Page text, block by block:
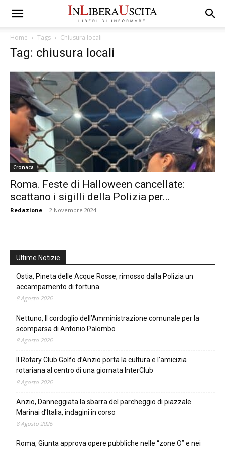
Home Tags Chiusura locali
Tag: chiusura locali
Cronaca
Roma. Feste di Halloween cancellate:
scattano i sigilli della Polizia per...
Redazione - 2 Novembre 2024
Ultime Notizie
Ostia, Pineta delle Acque Rosse, rimosso dalla Polizia un
accampamento di fortuna
8 Agosto 2026
Nettuno, Il cordoglio dell’Amministrazione comunale per la
scomparsa di Antonio Palombo
8 Agosto 2026
Il Rotary Club Golfo d’Anzio porta la cultura e l’amicizia
rotariana al centro di una giornata InterClub
8 Agosto 2026
Anzio, Danneggiata la sbarra del parcheggio di piazzale
Marinai d’Italia, indagini in corso
8 Agosto 2026
Roma, Giunta approva opere pubbliche nelle “zone O” e nei